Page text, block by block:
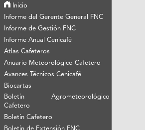
Inicio
Informe del Gerente General FNC
Informe de Gestión FNC
Informe Anual Cenicafé
Atlas Cafeteros
Anuario Meteorológico Cafetero
Avances Técnicos Cenicafé
Biocartas
Boletín Agrometeorológico
Cafetero
Boletín Cafetero